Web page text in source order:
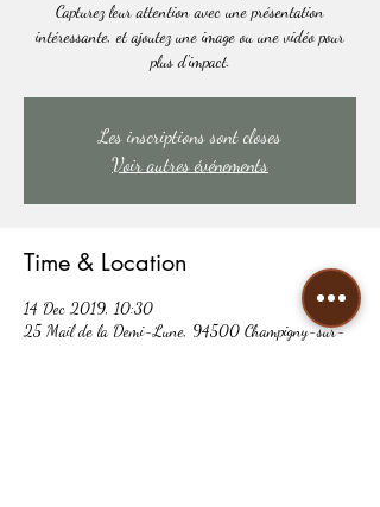
Capturez leur attention avec une présentation
intéressante, et ajoutez une image ou une vidéo pour
plus d'impact.
Les inscriptions sont closes
Voir autres événements
Time & Location
14 Dec 2019, 10:30
25 Mail de la Demi-Lune, 94500 Champigny-sur-